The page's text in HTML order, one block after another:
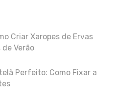
Criar Xaropes de Ervas
Verão
Perfeito: Como Fixar a